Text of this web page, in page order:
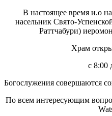
В настоящее время и.о
насельник Свято-
Раттчабури)
Храм
с 8:00
Богослужения совершаются
По всем интересующим